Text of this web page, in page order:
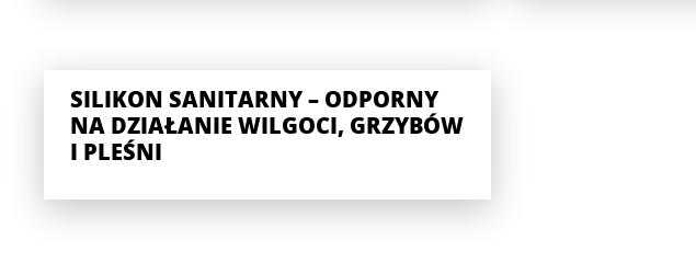
SILIKON SANITARNY – ODPORNY
NA DZIAŁANIE WILGOCI, GRZYBÓW
I PLEŚNI